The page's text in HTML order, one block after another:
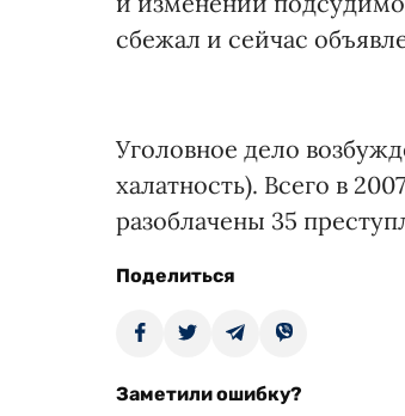
сбежал и сейчас
Уголовное дело
халатность). Всего в
разоблачены 35
Поделиться
Заметили ошибку?